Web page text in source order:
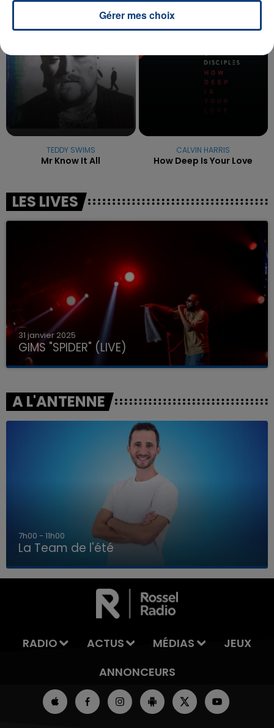
LA TEAM DE L'ÉTÉ
TEDDY SWIMS
Mr Know It All
CALVIN HARRIS
How Deep Is Your Love
LES LIVES
31 janvier 2025
GIMS "SPIDER" (LIVE)
A L'ANTENNE
7h00 - 11h00
La Team de l'été
RADIO ACTUS MÉDIAS
JEUX
ANNONCEURS
Gérer mes choix